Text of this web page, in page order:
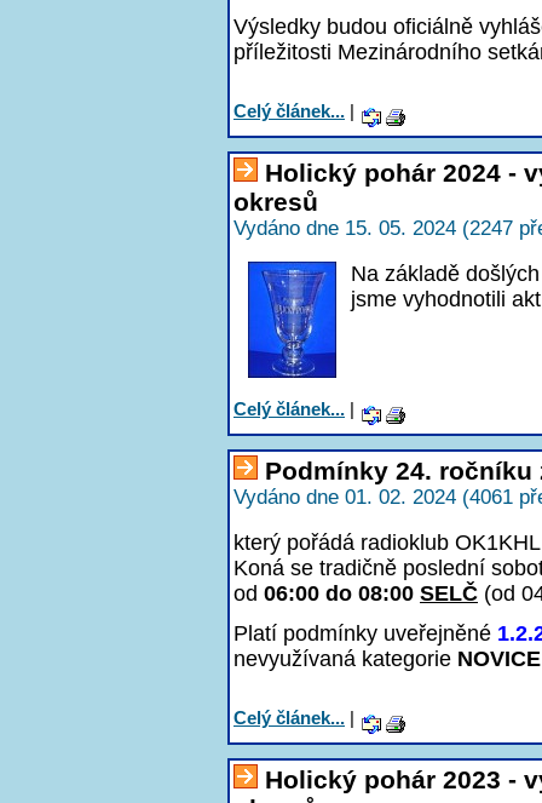
Výsledky budou oficiálně
příležitosti Mezinárodního
Celý článek... |
Holický pohár 2024 -
okresů
Vydáno dne 15. 05. 2024 (2247
Na základě
jsme vyhodnotili
Celý článek... |
Podmínky 24. ročníku
Vydáno dne 01. 02. 2024 (4061
který pořádá radioklub
Koná se tradičně poslední
od 06:00 do 08:00 SELČ (od
Platí podmínky uveřejněné
nevyužívaná kategorie NOVICE
Celý článek... |
Holický pohár 2023 -